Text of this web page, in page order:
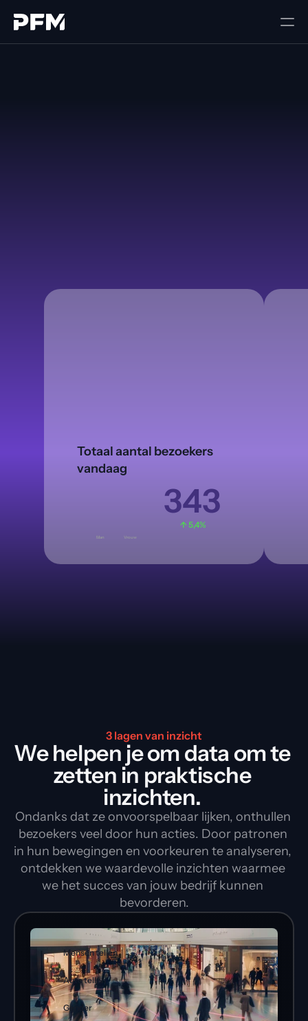
Totaal aantal bezoekers
vandaag
Man Vrouw
343
↑ 5,4%
3 lagen van inzicht
We helpen je om data om te
zetten in praktische
inzichten.
Ondanks dat ze onvoorspelbaar lijken, onthullen
bezoekers veel door hun acties. Door patronen
in hun bewegingen en voorkeuren te analyseren,
ontdekken we waardevolle inzichten waarmee
we het succes van jouw bedrijf kunnen
bevorderen.
Mensen tellen
Auto tellen
Gender